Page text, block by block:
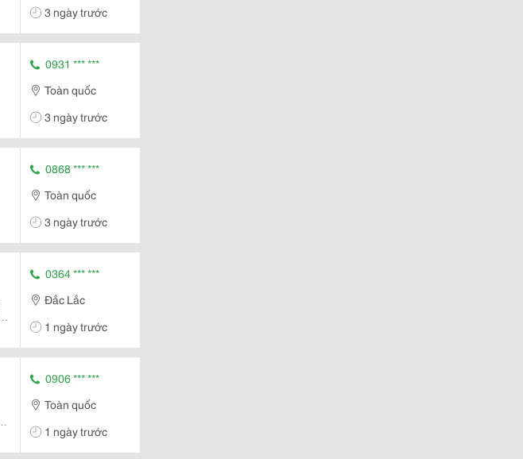
3 ngày trước
0931 *** ***
Toàn quốc
3 ngày trước
0868 *** ***
Toàn quốc
3 ngày trước
0364 *** ***
Đắc Lắc
1 ngày trước
0906 *** ***
Toàn quốc
1 ngày trước